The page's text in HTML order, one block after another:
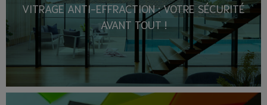
VITRAGE ANTI-EFFRACTION : VOTRE SÉCURITÉ
AVANT TOUT !